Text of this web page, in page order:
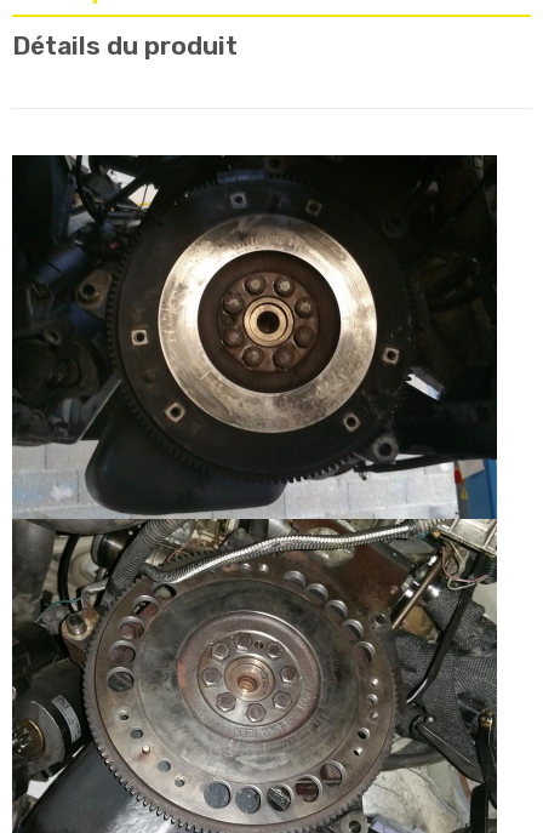
Détails du produit